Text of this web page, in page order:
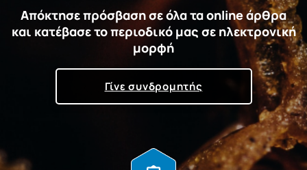
Απόκτησε πρόσβαση σε όλα τα online άρθρα
και κατέβασε το περιοδικό μας σε ηλεκτρονική
μορφή
Γίνε συνδρομητής